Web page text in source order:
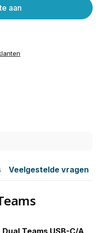
aan
Veelgestelde vragen
Teams USB-C/A